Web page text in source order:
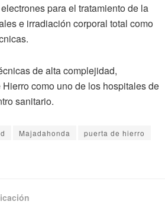
para el tratamiento de la
e irradiación corporal total como
de alta complejidad,
como uno de los hospitales de
sanitario.
Majadahonda
puerta de hierro